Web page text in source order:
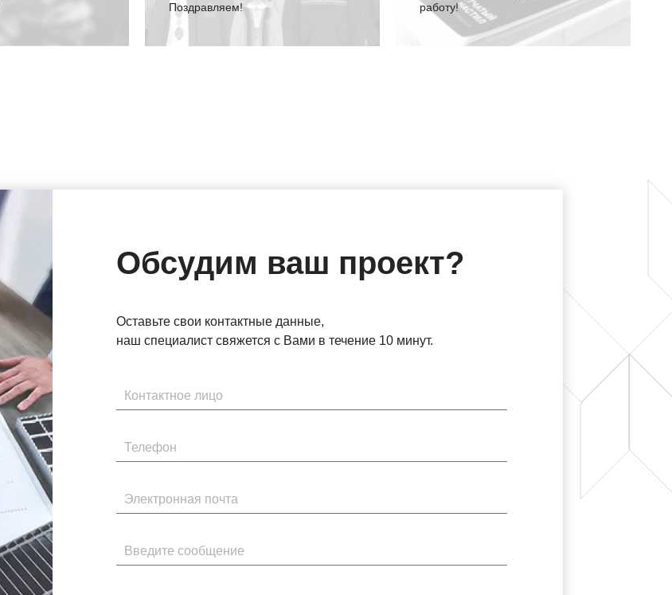
Поздравляем!
работу!
Обсудим ваш проект?
Оставьте свои контактные данные,
наш специалист свяжется с Вами в течение 10 минут.
Имя
Телефон
Электронная почта
Введите сообщение